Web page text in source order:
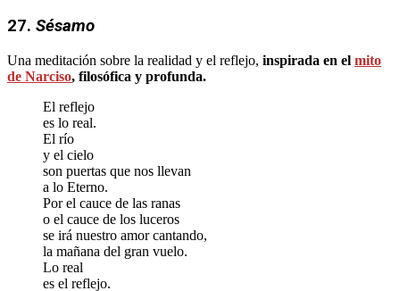
27. Sésamo
Una meditación sobre la realidad y el reflejo, inspirada en el mito
de Narciso, filosófica y profunda.
El reflejo
es lo real.
El río
y el cielo
son puertas que nos llevan
a lo Eterno.
Por el cauce de las ranas
o el cauce de los luceros
se irá nuestro amor cantando,
la mañana del gran vuelo.
Lo real
es el reflejo.